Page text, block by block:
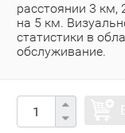
расстоянии 3 км,
на 5 км.
статистики в
обслуживание.